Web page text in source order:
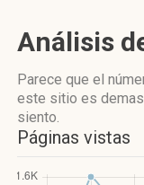
Análisis
Parece que el
este sitio es
siento.
Páginas vistas